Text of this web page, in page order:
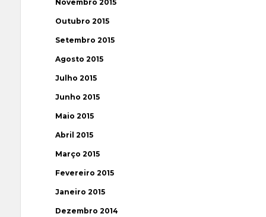
Novembro 2015
Outubro 2015
Setembro 2015
Agosto 2015
Julho 2015
Junho 2015
Maio 2015
Abril 2015
Março 2015
Fevereiro 2015
Janeiro 2015
Dezembro 2014